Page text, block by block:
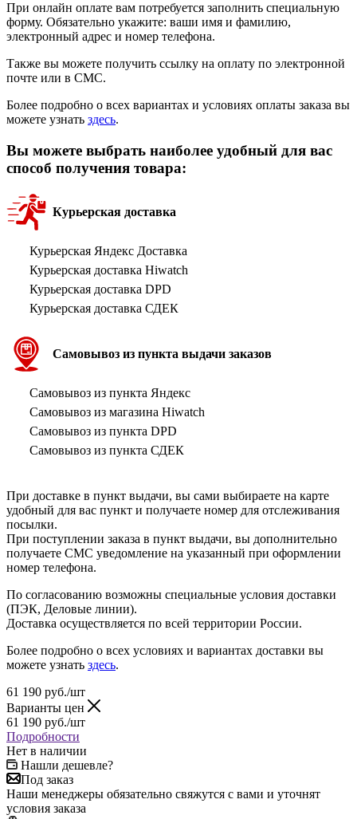
При онлайн оплате вам потребуется заполнить специальную
форму. Обязательно укажите: ваши имя и фамилию,
электронный адрес и номер телефона.
Также вы можете получить ссылку на оплату по электронной
почте или в СМС.
Более подробно о всех вариантах и условиях оплаты заказа вы
можете узнать здесь.
Вы можете выбрать наиболее удобный для вас
способ получения товара:
Курьерская доставка
Курьерская Яндекс Доставка
Курьерская доставка Hiwatch
Курьерская доставка DPD
Курьерская доставка СДЕК
Самовывоз из пункта выдачи заказов
Самовывоз из пункта Яндекс
Самовывоз из магазина Hiwatch
Самовывоз из пункта DPD
Самовывоз из пункта СДЕК
При доставке в пункт выдачи, вы сами выбираете на карте
удобный для вас пункт и получаете номер для отслеживания
посылки.
При поступлении заказа в пункт выдачи, вы дополнительно
получаете СМС уведомление на указанный при оформлении
номер телефона.
По согласованию возможны специальные условия доставки
(ПЭК, Деловые линии).
Доставка осуществляется по всей территории России.
Более подробно о всех условиях и вариантах доставки вы
можете узнать здесь.
61 190 руб./шт
Варианты цен
61 190 руб./шт
Подробности
Нет в наличии
Нашли дешевле?
Под заказ
Наши менеджеры обязательно свяжутся с вами и уточнят
условия заказа